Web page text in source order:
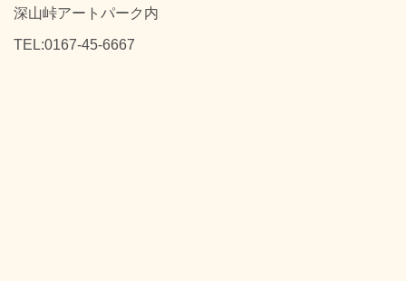
深山峠アートパーク内
TEL:0167-45-6667